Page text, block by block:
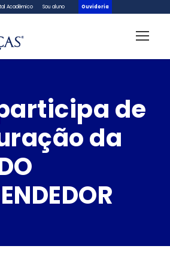
Acadêmico Sou aluno Ouvidoria
de
da